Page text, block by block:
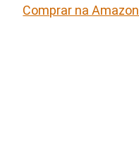
Comprar na Amazon